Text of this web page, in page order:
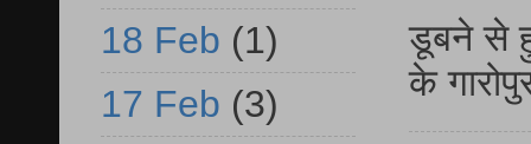
डूबने से
के
18 Feb (1)
17 Feb (3)